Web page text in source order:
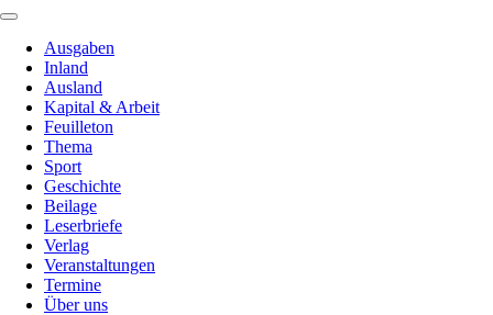
Ausgaben
Inland
Ausland
Kapital & Arbeit
Feuilleton
Thema
Sport
Geschichte
Beilage
Leserbriefe
Verlag
Veranstaltungen
Termine
Über uns